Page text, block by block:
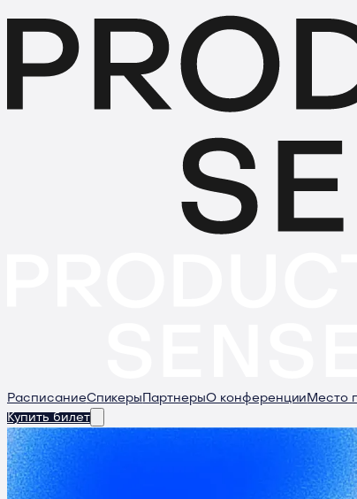
РасписаниеСпикеры ПартнерыО конференции Место
Купить билет